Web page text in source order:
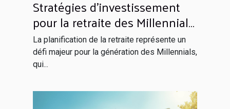
Stratégies d'investissement
pour la retraite des Millennials
en 2023 Tendance et
opportunités
La planification de la retraite représente un
défi majeur pour la génération des Millennials,
qui...